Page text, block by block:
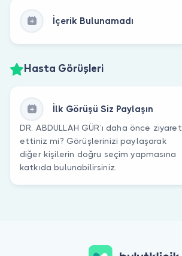
İçerik Bulunamadı
Hasta Görüşleri
İlk Görüşü Siz Paylaşın
DR. ABDULLAH GÜR’ı daha önce ziyaret
ettiniz mi? Görüşlerinizi paylaşarak
diğer kişilerin doğru seçim yapmasına
katkıda bulunabilirsiniz.